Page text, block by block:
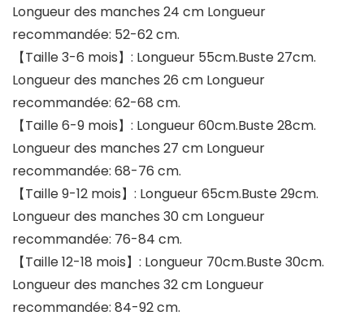
Longueur des manches 24 cm Longueur
recommandée: 52-62 cm.
【Taille 3-6 mois】: Longueur 55cm.Buste 27cm.
Longueur des manches 26 cm Longueur
recommandée: 62-68 cm.
【Taille 6-9 mois】: Longueur 60cm.Buste 28cm.
Longueur des manches 27 cm Longueur
recommandée: 68-76 cm.
【Taille 9-12 mois】: Longueur 65cm.Buste 29cm.
Longueur des manches 30 cm Longueur
recommandée: 76-84 cm.
【Taille 12-18 mois】: Longueur 70cm.Buste 30cm.
Longueur des manches 32 cm Longueur
recommandée: 84-92 cm.